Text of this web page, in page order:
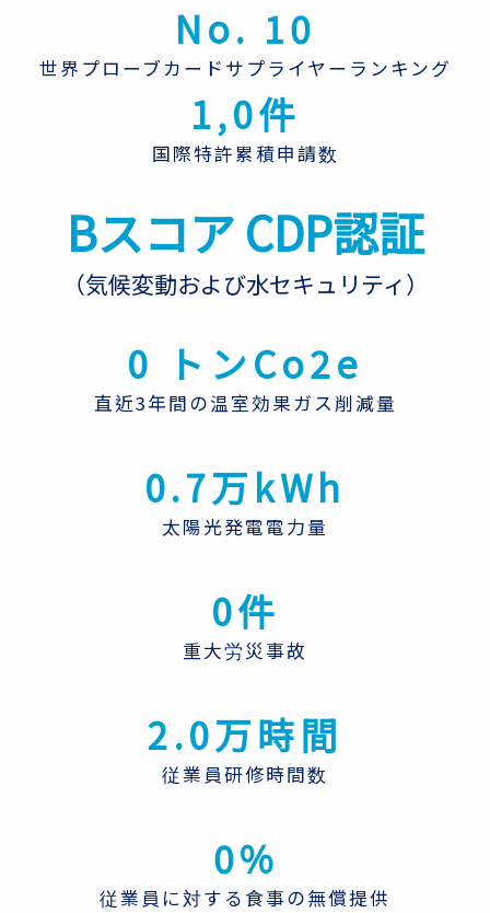
No. 10
世界プローブカードサプライヤーランキング
1,0件
国際特許累積申請数
Bスコア CDP認証
（気候変動および水セキュリティ）
0 トンCo2e
直近3年間の温室効果ガス削減量
0.7万kWh
太陽光発電電力量
0件
重大労災事故
2.0万時間
従業員研修時間数
0%
従業員に対する食事の無償提供